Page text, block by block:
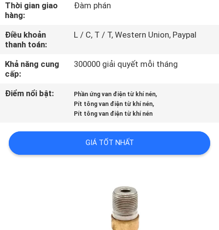
KIỂM
SOÁT
CHẤT
LƯỢNG
VỚI
CHÚNG
Thời gian giao
hàng:
Đàm phán
Điều khoản
thanh toán:
L / C, T / T, Western Union, Paypal
Khả năng cung
cấp:
300000 giải quyết mỗi tháng
Điểm nổi bật: Phần ứng van điện từ khí nén,
Pít tông van điện từ khí nén,
Pít tông van điện từ khí nén
GIÁ TỐT NHẤT